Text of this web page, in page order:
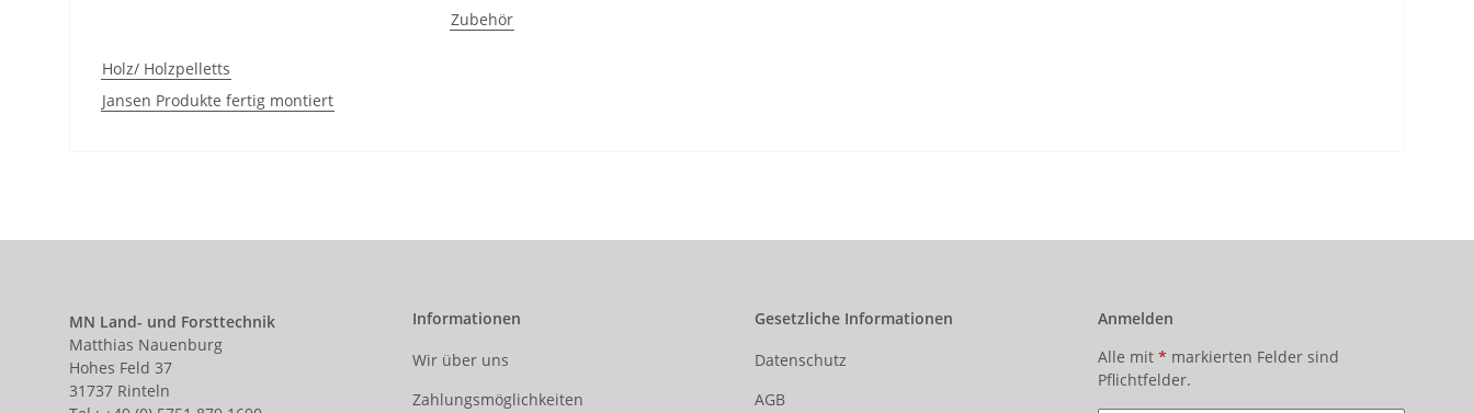
Zubehör
Holz/ Holzpelletts
Jansen Produkte fertig montiert
MN Land- und Forsttechnik
Matthias Nauenburg
Hohes Feld 37
31737 Rinteln
Informationen
Wir über uns
Zahlungsmöglichkeiten
Gesetzliche Informationen
Datenschutz
AGB
Anmelden
Alle mit * markierten Felder sind
Pflichtfelder.